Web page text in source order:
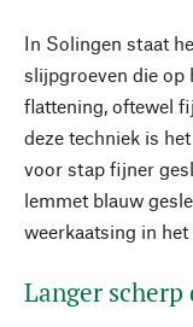
In Solingen staat
slijpgroeven die op
flattening, oftewel
deze techniek is
voor stap fijner
lemmet blauw
weerkaatsing in
Langer